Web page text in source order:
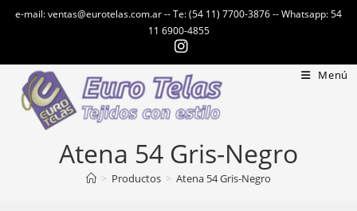
e-mail: ventas@eurotelas.com.ar -- Te: (54 11) 7700-3876 -- Whatsapp: 54
11 6900-4855
Menú
Atena 54 Gris-Negro
> Productos > Atena 54 Gris-Negro